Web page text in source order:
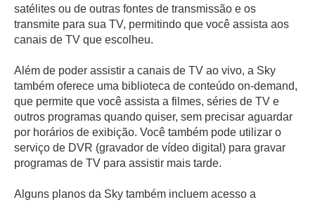
satélites ou de outras fontes de transmissão e os
transmite para sua TV, permitindo que você assista aos
canais de TV que escolheu.
Além de poder assistir a canais de TV ao vivo, a Sky
também oferece uma biblioteca de conteúdo on-demand,
que permite que você assista a filmes, séries de TV e
outros programas quando quiser, sem precisar aguardar
por horários de exibição. Você também pode utilizar o
serviço de DVR (gravador de vídeo digital) para gravar
programas de TV para assistir mais tarde.
Alguns planos da Sky também incluem acesso a